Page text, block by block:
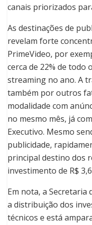
canais priorizados
As destinações de
revelam forte
PrimeVideo, por
cerca de 22% de todo
streaming no ano. A
também por outros
modalidade com
no mesmo mês, já
Executivo. Mesmo
publicidade,
principal destino dos
investimento de R$
Em nota, a Secretaria
a distribuição dos
técnicos e está